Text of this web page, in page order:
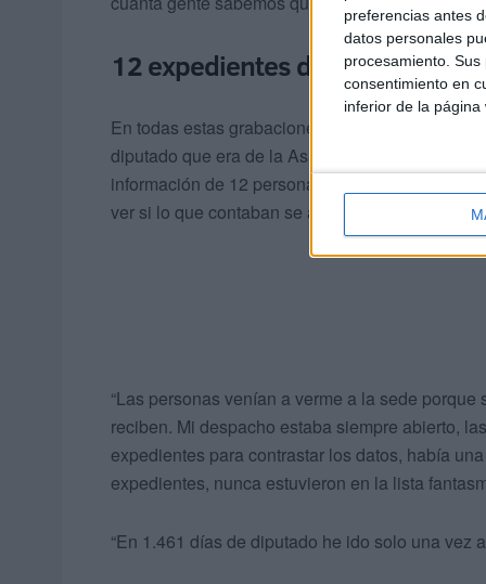
preferencias antes
datos personales
procesamiento.
consentimiento en
inferior de la página
12 expedientes de casos de
En todas estas grabaciones el acusado se ha
diputado que era de la Asamblea fue a ver a
información de 12 personas que necesitaban
ver si lo que contaban se ajustaba a la realidad.
“Las personas venían a verme a la sede
reciben. Mi despacho estaba siempre abierto,
expedientes para contrastar los datos, había
expedientes, nunca estuvieron en la lista
“En 1.461 días de diputado he ido solo una vez